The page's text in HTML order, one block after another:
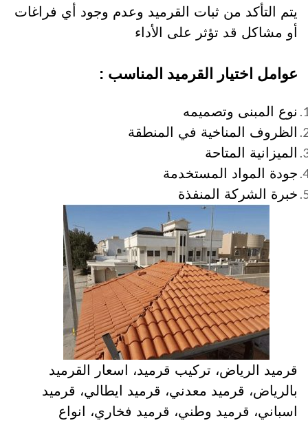
يتم التأكد من ثبات القرميد وعدم وجود أي فراغات
أو مشاكل قد تؤثر على الأداء
عوامل اختيار القرميد المناسب :
نوع المبنى وتصميمه
الظروف المناخية في المنطقة
الميزانية المتاحة
جودة المواد المستخدمة
خبرة الشركة المنفذة
قرميد الرياض، تركيب قرميد، اسعار القرميد
بالرياض، قرميد معدني، قرميد ايطالي، قرميد
اسباني، قرميد وطني، قرميد فخاري، انواع